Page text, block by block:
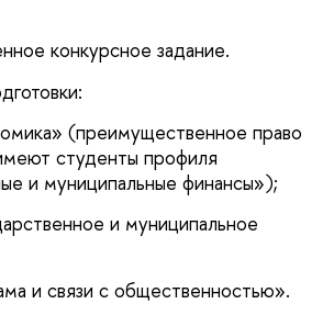
конкурсное задание.
(преимущественное право
студенты профиля
и муниципальные финансы»);
и муниципальное
и связи с общественностью».